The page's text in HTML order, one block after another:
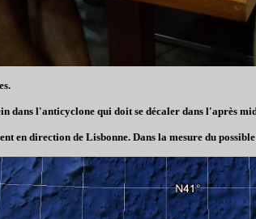
dans l'anticyclone qui doit se décaler dans l'après
en direction de Lisbonne. Dans la mesure du